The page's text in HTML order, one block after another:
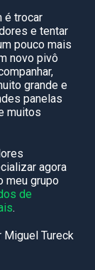
é trocar
e tentar
pouco mais
novo pivô
grande e
panelas
muitos
agora
meu grupo
de
.
Miguel Tureck